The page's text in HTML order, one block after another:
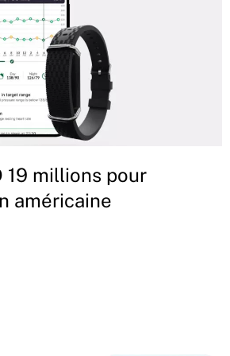
19 millions pour
américaine